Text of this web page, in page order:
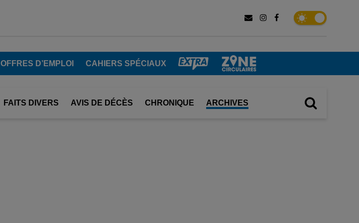
OFFRES D’EMPLOI CAHIERS SPÉCIAUX
FAITS DIVERS AVIS DE DÉCÈS CHRONIQUE ARCHIVES